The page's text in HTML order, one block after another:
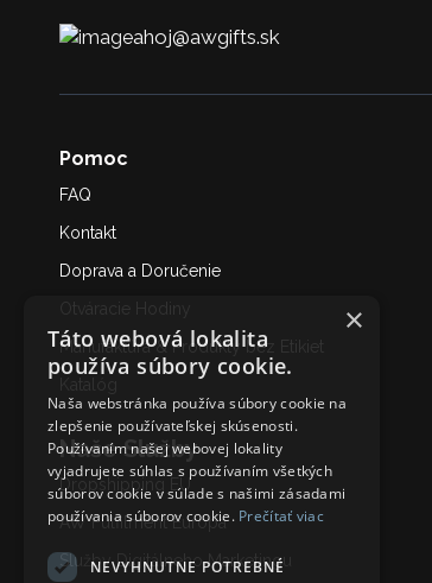
ahoj@awgifts.sk
Pomoc
FAQ
Kontakt
Doprava a Doručenie
Manufaktúra & Produkty bez Etikiet
Naše Služby
Dropshipping EU
AW Fulfilment Európa
Služby Digitálneho Marketing
×
Táto webová lokalita
používa súbory cookie.
Naša webstránka používa súbory cookie na
zlepšenie používateľskej skúsenosti.
Používaním našej webovej lokality
vyjadrujete súhlas s používaním všetkých
súborov cookie v súlade s našimi zásadami
používania súborov cookie. Prečítať viac
NEVYHNUTNE POTREBNÉ